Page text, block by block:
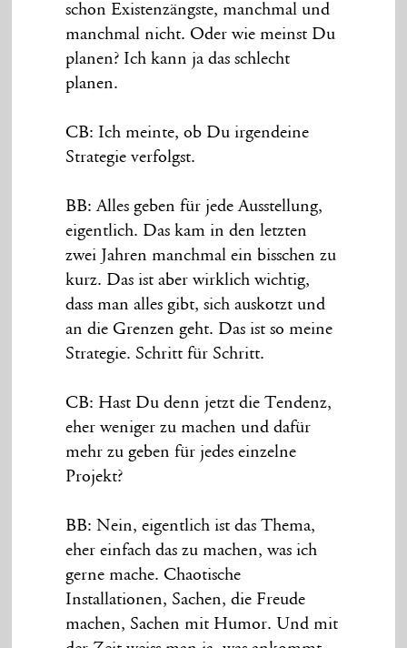
schon Existenzängste, manchmal und
manchmal nicht. Oder wie meinst Du
planen? Ich kann ja das schlecht
planen.
CB: Ich meinte, ob Du irgendeine
Strategie verfolgst.
BB: Alles geben für jede Ausstellung,
eigentlich. Das kam in den letzten
zwei Jahren manchmal ein bisschen zu
kurz. Das ist aber wirklich wichtig,
dass man alles gibt, sich auskotzt und
an die Grenzen geht. Das ist so meine
Strategie. Schritt für Schritt.
CB: Hast Du denn jetzt die Tendenz,
eher weniger zu machen und dafür
mehr zu geben für jedes einzelne
Projekt?
BB: Nein, eigentlich ist das Thema,
eher einfach das zu machen, was ich
gerne mache. Chaotische
Installationen, Sachen, die Freude
machen, Sachen mit Humor. Und mit